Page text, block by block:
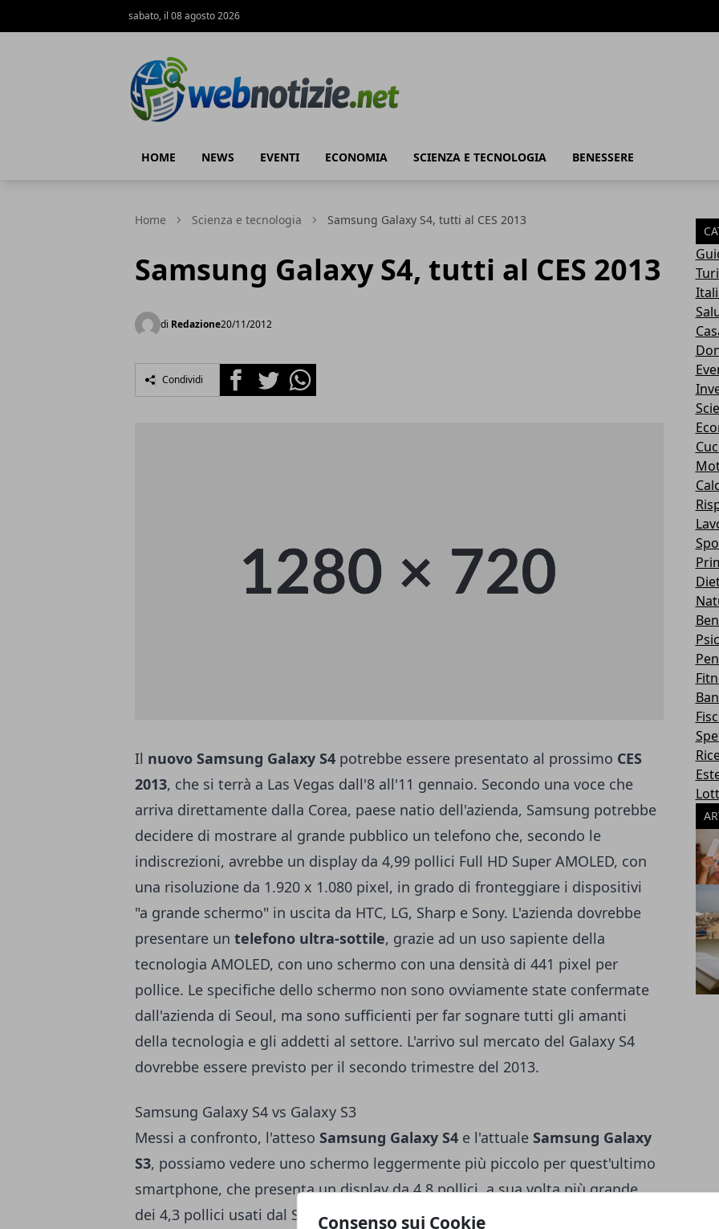
Consenso sui Cookie
sabato, il 08 agosto 2026
HOME NEWS EVENTI ECONOMIA SCIENZA E TECNOLOGIA BENESSERE
Home Scienza e tecnologia Samsung Galaxy S4, tutti al CES 2013
Samsung Galaxy S4, tutti al CES 2013
di Redazione20/11/2012
Condividi FacebookTwitterWhatsapp
Il nuovo Samsung Galaxy S4 potrebbe essere presentato al prossimo CES
2013, che si terrà a Las Vegas dall'8 all'11 gennaio. Secondo una voce che
arriva direttamente dalla Corea, paese natio dell'azienda, Samsung potrebbe
decidere di mostrare al grande pubblico un telefono che, secondo le
indiscrezioni, avrebbe un display da 4,99 pollici Full HD Super AMOLED, con
una risoluzione da 1.920 x 1.080 pixel, in grado di fronteggiare i dispositivi
"a grande schermo" in uscita da HTC, LG, Sharp e Sony. L'azienda dovrebbe
presentare un telefono ultra-sottile, grazie ad un uso sapiente della
tecnologia AMOLED, con uno schermo con una densità di 441 pixel per
pollice. Le specifiche dello schermo non sono ovviamente state confermate
dall'azienda di Seoul, ma sono sufficienti per far sognare tutti gli amanti
della tecnologia e gli addetti al settore. L'arrivo sul mercato del Galaxy S4
dovrebbe essere previsto per il secondo trimestre del 2013.
Samsung Galaxy S4 vs Galaxy S3
Messi a confronto, l'atteso Samsung Galaxy S4 e l'attuale Samsung Galaxy
S3, possiamo vedere uno schermo leggermente più piccolo per quest'ultimo
smartphone, che presenta un display da 4,8 pollici, a sua volta più grande
dei 4,3 pollici usati dal Samsung Galaxy S2.